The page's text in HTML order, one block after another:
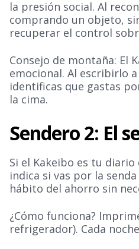
la presión social. Al
comprando un objeto,
recuperar el control
Consejo de montaña: El
emocional. Al escribirlo
identificas que gastas
la cima.
Sendero 2: El
Si el Kakeibo es tu
indica si vas por la
hábito del ahorro sin
¿Cómo funciona?
refrigerador). Cada